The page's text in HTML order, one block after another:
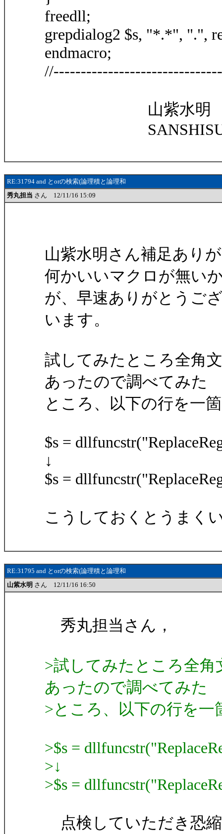
freedll;
grepdialog2 $s, "*.*", ".",
endmacro;
山紫水明
RE:31794 and とorの検索(論理積と論理和
秀丸担当 さん 12/11/16 15:09
山紫水明さん補足あり
何かいいマクロが無い
が、早速ありがとうご
います。
試してみたところ全角
あったので調べてみた
ところ、以下の行を一
$s =
↓
$s =
こうしておくとうまく
RE:31795 and とorの検索(論理積と論理和
山紫水明 さん 12/11/16 16:50
秀丸担当さん，
>試してみたところ全
あったので調べてみた
>ところ、以下の行を
>$s =
>↓
>$s =
点検していただき恐